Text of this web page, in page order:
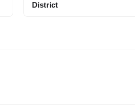
District